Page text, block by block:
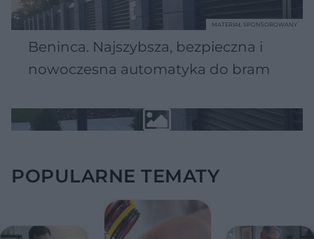
Beninca. Najszybsza, bezpieczna i
nowoczesna automatyka do bram
MATERIAŁ SPONSOROWANY
POPULARNE TEMATY